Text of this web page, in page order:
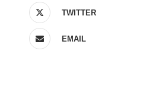
TWITTER
EMAIL